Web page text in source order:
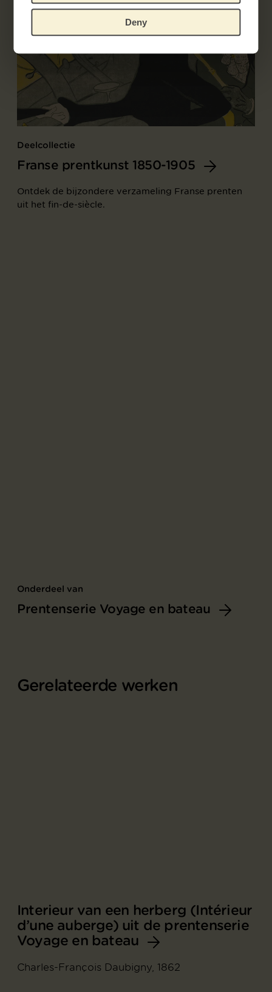
Deny
Deelcollectie
Franse prentkunst 1850-1905
Ontdek de bijzondere verzameling Franse prenten
uit het fin-de-siècle.
Onderdeel van
Prentenserie Voyage en bateau
Gerelateerde werken
Interieur van een herberg (Intérieur
d’une auberge) uit de prentenserie
Voyage en bateau
Charles-François Daubigny, 1862